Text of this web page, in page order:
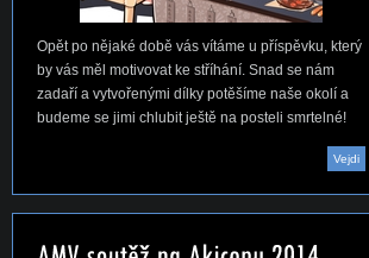
Opět po nějaké době vás vítáme u příspěvku, který
by vás měl motivovat ke stříhání. Snad se nám
zadaří a vytvořenými dílky potěšíme naše okolí a
budeme se jimi chlubit ještě na posteli smrtelné!
Vejdi